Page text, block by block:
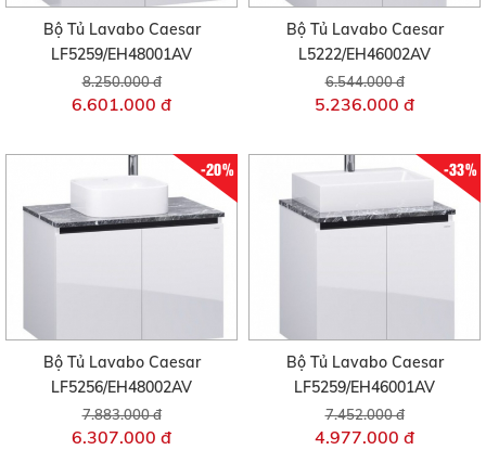
Bộ Tủ Lavabo Caesar
LF5259/EH48001AV
8.250.000 đ
6.601.000 đ
Bộ Tủ Lavabo Caesar
L5222/EH46002AV
6.544.000 đ
5.236.000 đ
-20%
Bộ Tủ Lavabo Caesar
LF5256/EH48002AV
7.883.000 đ
6.307.000 đ
-33%
Bộ Tủ Lavabo Caesar
LF5259/EH46001AV
7.452.000 đ
4.977.000 đ